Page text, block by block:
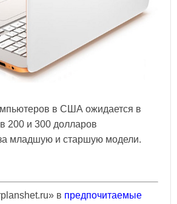
в США ожидается в
200 и 300 долларов
младшую и старшую модели.
в предпочитаемые